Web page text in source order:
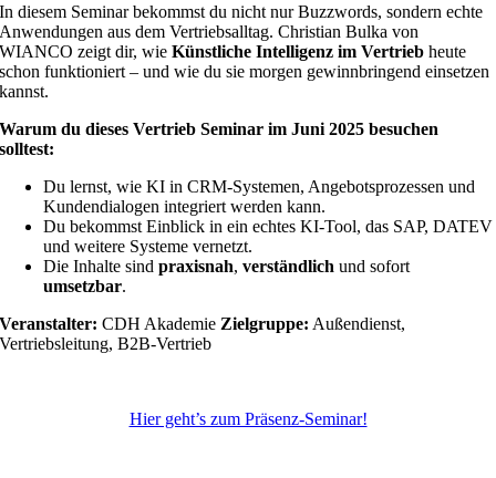
In diesem Seminar bekommst du nicht nur Buzzwords, sondern echte
Anwendungen aus dem Vertriebsalltag. Christian Bulka von
WIANCO zeigt dir, wieKünstliche Intelligenz im Vertrieb heute
schon funktioniert – und wie du sie morgen gewinnbringend einsetzen
kannst.
Warum du dieses Vertrieb Seminar im Juni 2025 besuchen
solltest:
Du lernst, wie KI in CRM-Systemen, Angebotsprozessen und
Kundendialogen integriert werden kann.
Du bekommst Einblick in ein echtes KI-Tool, das SAP, DATEV
und weitere Systeme vernetzt.
Die Inhalte sindpraxisnah,verständlich und sofort
umsetzbar.
Veranstalter: CDH Akademie Zielgruppe: Außendienst,
Vertriebsleitung, B2B-Vertrieb
Hier geht’s zum Präsenz-Seminar!